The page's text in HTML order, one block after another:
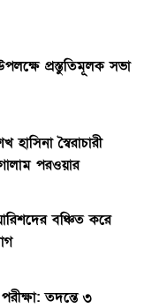
প্রস্তুতিমূলক সভা
স্বৈরাচারী
পরওয়ার
বঞ্চিত করে
তদন্তে ৩